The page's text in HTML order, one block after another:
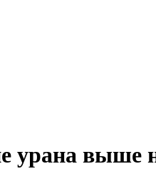
урана